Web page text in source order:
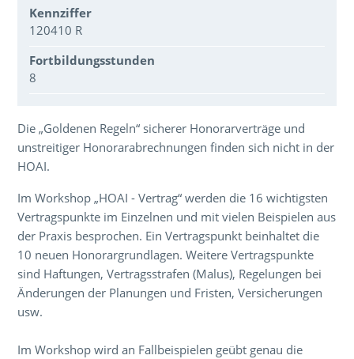
Kennziffer
120410 R
Fortbildungsstunden
8
Über den Inhalt der Veranstaltung
Die „Goldenen Regeln“ sicherer Honorarverträge und
unstreitiger Honorarabrechnungen finden sich nicht in der
HOAI.
Im Workshop „HOAI - Vertrag“ werden die 16 wichtigsten
Vertragspunkte im Einzelnen und mit vielen Beispielen aus
der Praxis besprochen. Ein Vertragspunkt beinhaltet die
10 neuen Honorargrundlagen. Weitere Vertragspunkte
sind Haftungen, Vertragsstrafen (Malus), Regelungen bei
Änderungen der Planungen und Fristen, Versicherungen
usw.
Im Workshop wird an Fallbeispielen geübt genau die